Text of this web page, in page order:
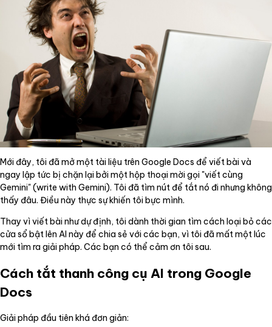
Mới đây, tôi đã mở một tài liệu trên Google Docs để viết bài và
ngay lập tức bị chặn lại bởi một hộp thoại mời gọi "viết cùng
Gemini" (write with Gemini). Tôi đã tìm nút để tắt nó đi nhưng không
thấy đâu. Điều này thực sự khiến tôi bực mình.
Thay vì viết bài như dự định, tôi dành thời gian tìm cách loại bỏ các
cửa sổ bật lên AI này để chia sẻ với các bạn, vì tôi đã mất một lúc
mới tìm ra giải pháp. Các bạn có thể cảm ơn tôi sau.
Cách tắt thanh công cụ AI trong Google
Docs
Giải pháp đầu tiên khá đơn giản: